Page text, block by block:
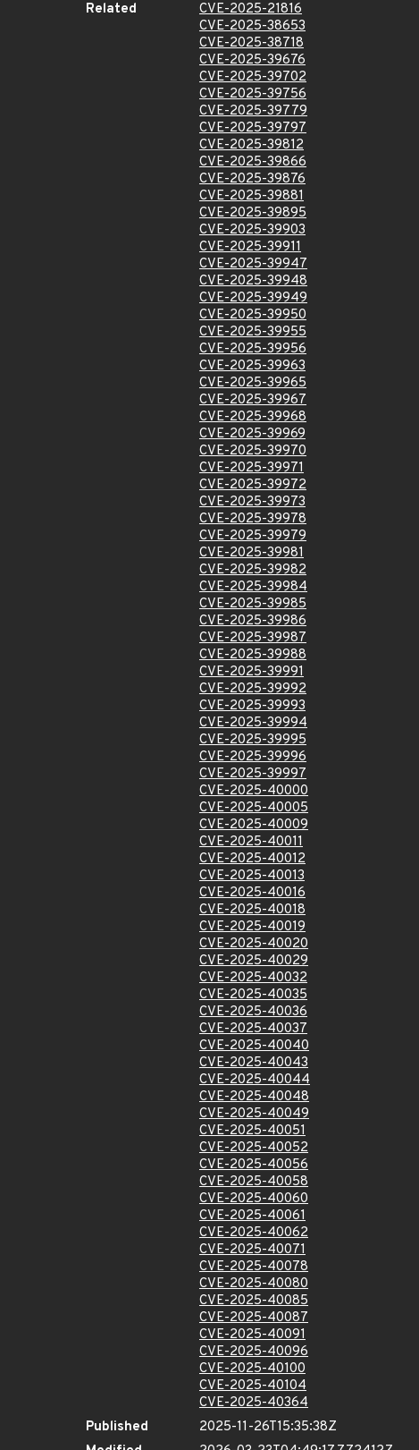
Related
CVE-2025-21816
CVE-2025-38653
CVE-2025-38718
CVE-2025-39676
CVE-2025-39702
CVE-2025-39756
CVE-2025-39779
CVE-2025-39797
CVE-2025-39812
CVE-2025-39866
CVE-2025-39876
CVE-2025-39881
CVE-2025-39895
CVE-2025-39903
CVE-2025-39911
CVE-2025-39947
CVE-2025-39948
CVE-2025-39949
CVE-2025-39950
CVE-2025-39955
CVE-2025-39956
CVE-2025-39963
CVE-2025-39965
CVE-2025-39967
CVE-2025-39968
CVE-2025-39969
CVE-2025-39970
CVE-2025-39971
CVE-2025-39972
CVE-2025-39973
CVE-2025-39978
CVE-2025-39979
CVE-2025-39981
CVE-2025-39982
CVE-2025-39984
CVE-2025-39985
CVE-2025-39986
CVE-2025-39987
CVE-2025-39988
CVE-2025-39991
CVE-2025-39992
CVE-2025-39993
CVE-2025-39994
CVE-2025-39995
CVE-2025-39996
CVE-2025-39997
CVE-2025-40000
CVE-2025-40005
CVE-2025-40009
CVE-2025-40011
CVE-2025-40012
CVE-2025-40013
CVE-2025-40016
CVE-2025-40018
CVE-2025-40019
CVE-2025-40020
CVE-2025-40029
CVE-2025-40032
CVE-2025-40035
CVE-2025-40036
CVE-2025-40037
CVE-2025-40040
CVE-2025-40043
CVE-2025-40044
CVE-2025-40048
CVE-2025-40049
CVE-2025-40051
CVE-2025-40052
CVE-2025-40056
CVE-2025-40058
CVE-2025-40060
CVE-2025-40061
CVE-2025-40062
CVE-2025-40071
CVE-2025-40078
CVE-2025-40080
CVE-2025-40085
CVE-2025-40087
CVE-2025-40091
CVE-2025-40096
CVE-2025-40100
CVE-2025-40104
CVE-2025-40364
Published
2025-11-26T15:35:38Z